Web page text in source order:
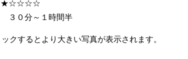
★☆☆☆☆
３０分～１時間半
クするとより大きい写真が表示されます。